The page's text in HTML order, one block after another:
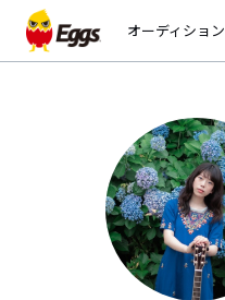
オーディション